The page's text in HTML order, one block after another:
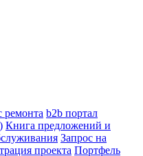
ремонта b2b портал
Книга предложений и
Запрос на
проекта Портфель